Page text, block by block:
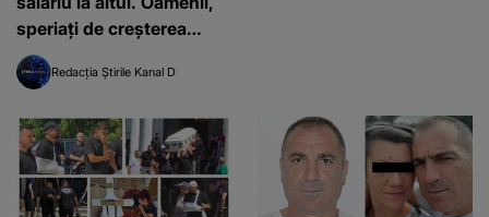
speriați de creșterea
constantă a prețurilor:
”Alergăm după ce este
Redacția Știrile Kanal D